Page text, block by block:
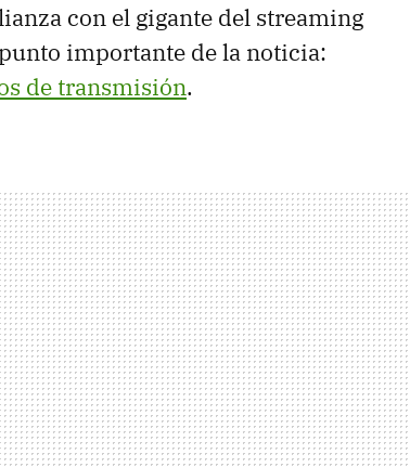
con el gigante del streaming
importante de la noticia:
de transmisión.